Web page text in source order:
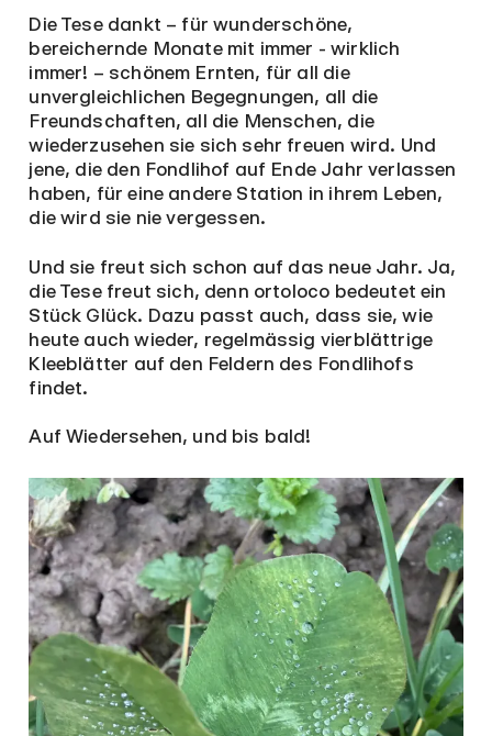
Die Tese dankt – für wunderschöne,
bereichernde Monate mit immer - wirklich
immer! – schönem Ernten, für all die
unvergleichlichen Begegnungen, all die
Freundschaften, all die Menschen, die
wiederzusehen sie sich sehr freuen wird. Und
jene, die den Fondlihof auf Ende Jahr verlassen
haben, für eine andere Station in ihrem Leben,
die wird sie nie vergessen.
Und sie freut sich schon auf das neue Jahr. Ja,
die Tese freut sich, denn ortoloco bedeutet ein
Stück Glück. Dazu passt auch, dass sie, wie
heute auch wieder, regelmässig vierblättrige
Kleeblätter auf den Feldern des Fondlihofs
findet.
Auf Wiedersehen, und bis bald!